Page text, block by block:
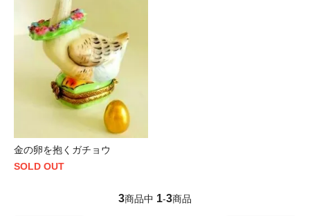
金の卵を抱くガチョウ
SOLD OUT
3商品中 1-3商品